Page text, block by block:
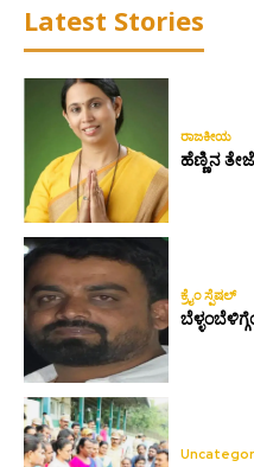
Latest Stories
ರಾಜಕೀಯ
ಹೆಣ್ಣಿನ
ಕ್ರೈಂ ಸ್ಪೆಷಲ್